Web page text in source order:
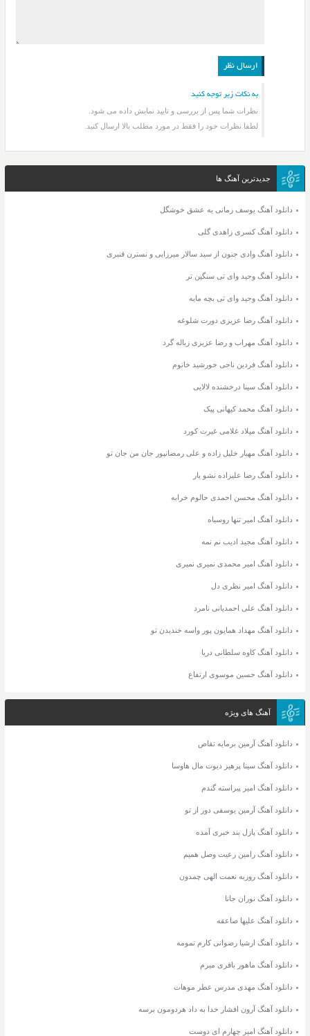
به نکات زیر توجه کنید
نظرات شما پس از بررسی و تایید نمایش داده می شود.
لطفا نظرات خود را فقط در مورد مطلب بالا ارسال کنید.
جدیدترین آهنگ ها
دانلود آهنگ یوسف زمانی یه عشق خوشگل
دانلود آهنگ کسری زاهدی گلی
دانلود آهنگ وادی جنون از سید سالار میرزایی و نسترن قنبری
دانلود آهنگ وحید وای تی سنگین تر
دانلود آهنگ وحید وای تی بچه مایه
دانلود آهنگ رضا عزیزی دورت شلوغه
دانلود آهنگ مهراب و رضا عزیزی زباله گرد
دانلود آهنگ فردین ناجی خورشید خانوم
دانلود آهنگ سینا درخشنده لالایی
دانلود آهنگ محمد کیهانی پیک
دانلود آهنگ میلاد غلامی غیرت کورد
دانلود آهنگ مهیار خلیل زاده و علی رمضانپور جان من جان تو
دانلود آهنگ رضا علیزاده نشو یار
دانلود آهنگ محسن احمدی حالوم خرابه
دانلود آهنگ امیر تنها روسیاه
دانلود آهنگ مجید ادیب نم نمه
دانلود آهنگ امیر محمدی نمیری نمیری
دانلود آهنگ امیر نظری دل
دانلود آهنگ علی احمدیانی نامرد
دانلود آهنگ مهداد همایون پور واسه خندیدن تو
دانلود آهنگ کاوه سلطانی دریا
دانلود آهنگ حسین موسوی ارتفاع
آهنگ های ویژه
دانلود آهنگ آرمین برمایه تقاص
دانلود آهنگ سینا پرهیز دیوت مال هاوسا
دانلود آهنگ امیر پیراسته گندم
دانلود آهنگ آرمین یوسفی دور از تو
دانلود آهنگ پازل بند خبری آمده
دانلود آهنگ رامین رعیت وصل همیم
دانلود آهنگ روزبه نعمت الهی چمدون
دانلود آهنگ نوران جانا
دانلود آهنگ علیها صاعقه
دانلود آهنگ ارشیا رضوانی کارم تمومه
دانلود آهنگ ماهور باقری میرم
دانلود آهنگ مهدی مدرس عطر موهات
دانلود آهنگ آرون افشار خدا به داد هردومون برسه
دانلود آهنگ امیر چهارم ای دوست